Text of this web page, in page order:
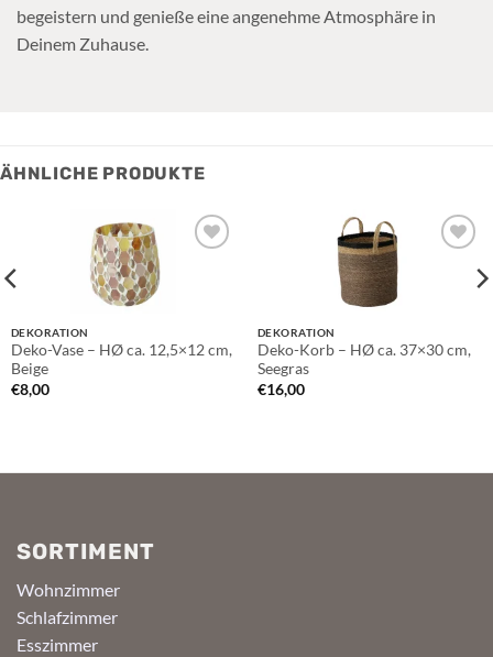
begeistern und genieße eine angenehme Atmosphäre in
Deinem Zuhause.
ÄHNLICHE PRODUKTE
Wunschliste
DEKORATION
Deko-Vase – HØ ca. 12,5×12 cm,
Beige
€8,00
DEKORATION
Deko-Korb – HØ ca. 37×30 cm,
Seegras
€16,00
SORTIMENT
Wohnzimmer
Schlafzimmer
Esszimmer